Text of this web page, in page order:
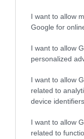
I want to allow
Google for
I want to allow
personalized
I want to allow
related to
device
I want to allow
related to